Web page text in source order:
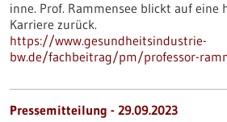
inne. Prof. Rammensee blickt auf eine
Karriere zurück.
https://www.gesundheitsindustrie-
bw.de/fachbeitrag/pm/professor-
Pressemitteilung - 29.09.2023